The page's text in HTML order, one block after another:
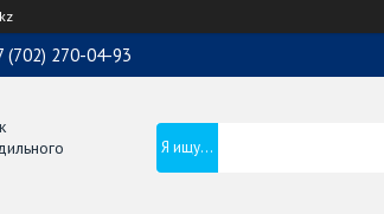
(702) 270-04-93